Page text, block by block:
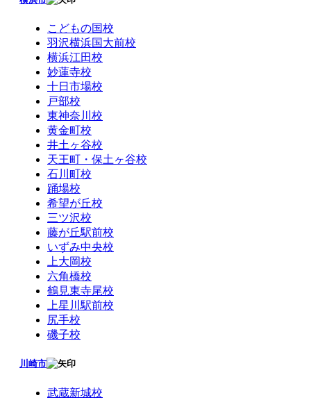
こどもの国校
羽沢横浜国大前校
横浜江田校
妙蓮寺校
十日市場校
戸部校
東神奈川校
黄金町校
井土ヶ谷校
天王町・保土ヶ谷校
石川町校
踊場校
希望が丘校
三ツ沢校
藤が丘駅前校
いずみ中央校
上大岡校
六角橋校
鶴見東寺尾校
上星川駅前校
尻手校
磯子校
川崎市
武蔵新城校